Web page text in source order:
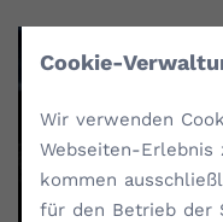
Cookie-
Wir verwenden
Webseiten-Erlebnis
kommen
für den Betrieb der